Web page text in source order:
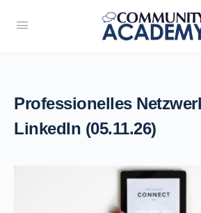
Professionelles
LinkedIn (05.11.26)